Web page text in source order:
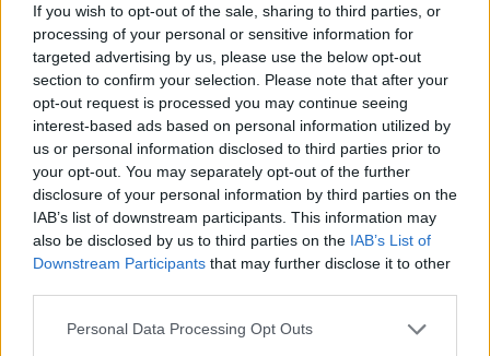
If you wish to opt-out of the sale, sharing to third parties, or
processing of your personal or sensitive information for
targeted advertising by us, please use the below opt-out
section to confirm your selection. Please note that after your
opt-out request is processed you may continue seeing
interest-based ads based on personal information utilized by
us or personal information disclosed to third parties prior to
your opt-out. You may separately opt-out of the further
disclosure of your personal information by third parties on the
IAB’s list of downstream participants. This information may
also be disclosed by us to third parties on the IAB’s List of
Downstream Participants that may further disclose it to other
Personal Data Processing Opt Outs
ΕΠΌΜΕΝΟ
Καιρός: Συννεφιά, βροχές και
καταιγίδες στην Κρήτη
12 Μαΐου, 2025
Μην χάνεις είδηση. Βάλε τοCRETA24στην
Google
ΠΡΟΣΘΕΣΕ ΤΟCRETA24 ΣΤΗΝ GOOGLE